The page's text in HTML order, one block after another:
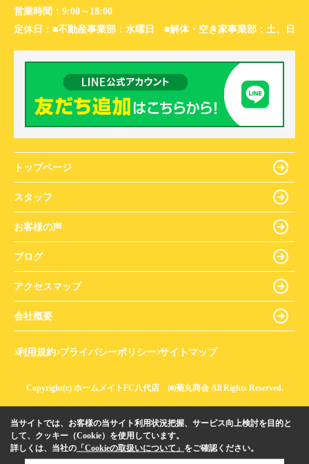
営業時間： 9:00～18:00
定休日： ■不動産事業部：水曜日 ■解体・空き家事業部：土、日
トップページ
スタッフ
お客様の声
ブログ
アクセスマップ
会社概要
利用規約 プライバシーポリシー サイトマップ
Copyright(c) ホームメイトFC八代店 ㈱菊丸商会 All Rights Reserved.
当サイトでは、お客様の当サイト利用状況把握、サービス向上検討を目的と
して、クッキー（Cookie）を使用しています。
詳しくは、当社の 「Cookieの取扱いについて」 をご確認ください。